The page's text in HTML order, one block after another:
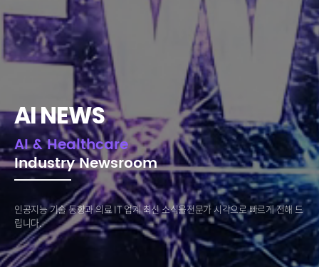
AI NEWS
AI & Healthcare
Industry Newsroom
인공지능 기술 동향과 의료 IT 업계 최신 소식을전문가 시각으로 빠르게 전해 드
립니다.